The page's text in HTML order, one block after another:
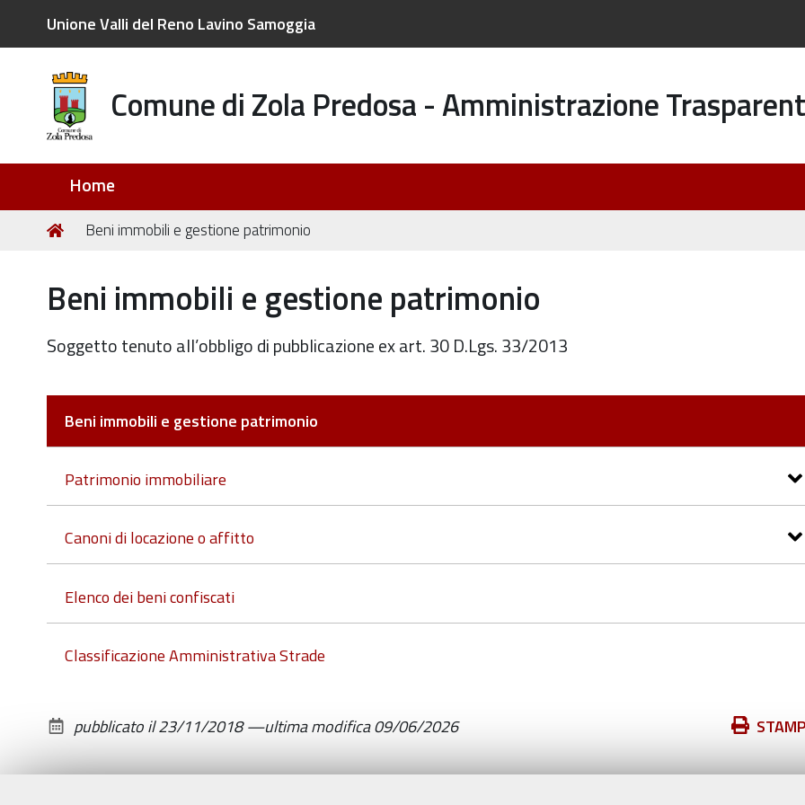
Unione Valli del Reno Lavino Samoggia
Comune di Zola Predosa - Amministrazione
Home
Tu
Home
Beni immobili e gestione patrimonio
Beni immobili e gestione patrimonio
Soggetto tenuto all’obbligo di pubblicazione ex art. 30 D.Lgs. 33/2013
Beni immobili e gestione patrimonio
Patrimonio immobiliare
Canoni di locazione o affitto
Elenco dei beni confiscati
Classificazione Amministrativa Strade
Azioni
documento
pubblicato il23/11/2018—ultima modifica09/06/2026